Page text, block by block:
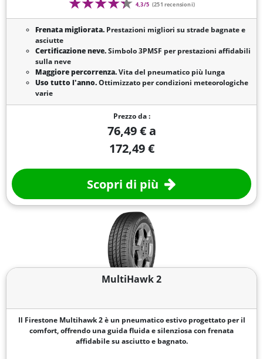
4,3/5 (251 recensioni)
Frenata migliorata.Prestazioni migliori su strade bagnate e
asciutte
Certificazione neve.Simbolo 3PMSF per prestazioni affidabili
sulla neve
Maggiore percorrenza.Vita del pneumatico più lunga
Uso tutto l'anno.Ottimizzato per condizioni meteorologiche
varie
Prezzo da :
76,49 € a
172,49 €
Scopri di più
MultiHawk 2
Il Firestone Multihawk 2 è un pneumatico estivo progettato per il
comfort, offrendo una guida fluida e silenziosa con frenata
affidabile su asciutto e bagnato.